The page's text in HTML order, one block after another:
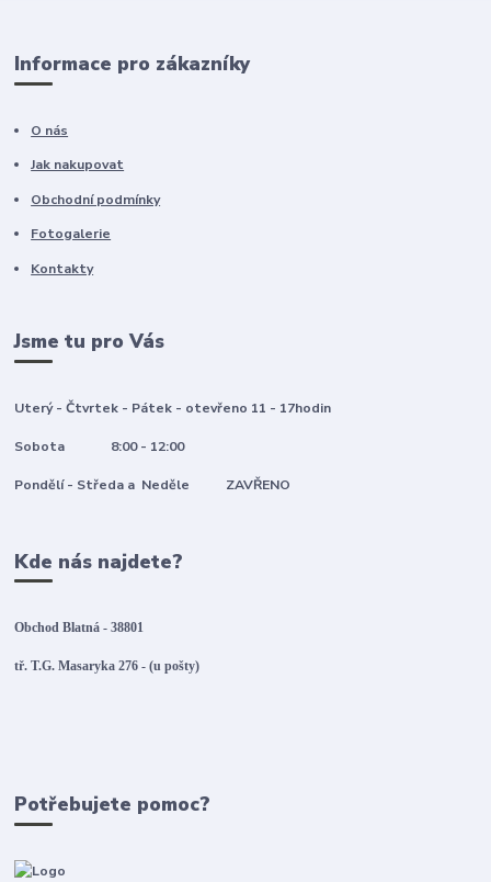
Informace pro zákazníky
O nás
Jak nakupovat
Obchodní podmínky
Fotogalerie
Kontakty
Jsme tu pro Vás
Uterý - Čtvrtek - Pátek - otevřeno 11 - 17hodin
Sobota 8:00 - 12:00
Pondělí - Středa a Neděle ZAVŘENO
Kde nás najdete?
Obchod Blatná - 38801
tř. T.G. Masaryka 276 - (u pošty)
Potřebujete pomoc?